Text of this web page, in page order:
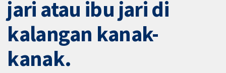
jari atau ibu jari di
kalangan kanak-
kanak.